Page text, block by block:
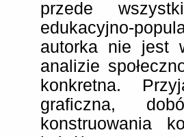
przede
edukacyjno-
autorka nie jest
analizie
konkretna.
graficzna,
konstruowania